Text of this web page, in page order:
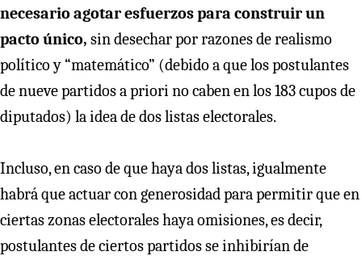
necesario agotar esfuerzos para construir un
pacto único, sin desechar por razones de realismo
político y “matemático” (debido a que los postulantes
de nueve partidos a priori no caben en los 183 cupos de
diputados) la idea de dos listas electorales.
Incluso, en caso de que haya dos listas, igualmente
habrá que actuar con generosidad para permitir que en
ciertas zonas electorales haya omisiones, es decir,
postulantes de ciertos partidos se inhibirían de